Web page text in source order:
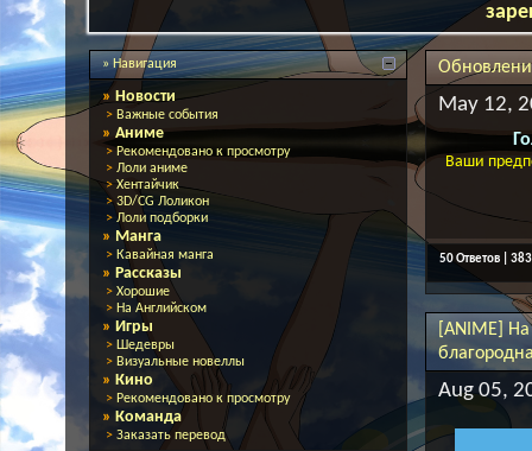
» Навигация
» Новости
> Важные события
» Аниме
>Рекомендовано к просмотру
> Лоли аниме
> Хентайчик
>3D/CG Лоликон
> Лоли подборки
» Манга
> Кавайная манга
» Рассказы
> Хорошие
> На Английском
» Игры
> Шедевры
> Визуальные новеллы
» Кино
> Рекомендовано к просмотру
» Команда
> Заказать перевод
May 12,
Ваши
50 Ответов |
[ANIME]
Aug 05,